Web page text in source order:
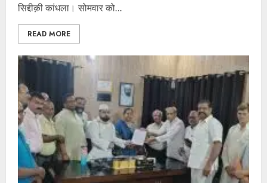
सिद्दीक़ी कांधला। सोमवार को...
READ MORE